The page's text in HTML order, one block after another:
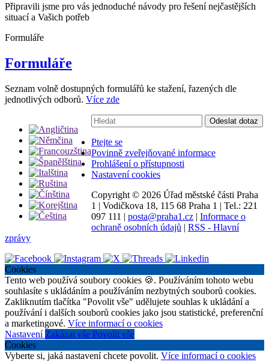
Připravili jsme pro vás jednoduché návody pro řešení nejčastějších
situací a Vašich potřeb
Formuláře
Formuláře
Seznam volně dostupných formulářů ke stažení, řazených dle
jednotlivých odborů. Více zde
Vyhledávání:
Odeslat dotaz
Ptejte se
Povinně zveřejňované informace
Prohlášení o přístupnosti
Nastavení cookies
Copyright © 2026 Úřad městské části Praha
1 | Vodičkova 18, 115 68 Praha 1 | Tel.: 221
097 111 | posta@praha1.cz | Informace o
ochraně osobních údajů | RSS - Hlavní
zprávy
Cookies
Tento web používá soubory cookies 🍪. Používáním tohoto webu
souhlasíte s ukládáním a používáním nezbytných souborů cookies.
Zakliknutím tlačítka "Povolit vše" udělujete souhlas k ukládání a
používání i dalších souborů cookies jako jsou statistické, preferenční
a marketingové. Více informací o cookies
Nastavení Zakázat vše Povolit vše
Cookies
Vyberte si, jaká nastavení chcete povolit. Více informací o cookies